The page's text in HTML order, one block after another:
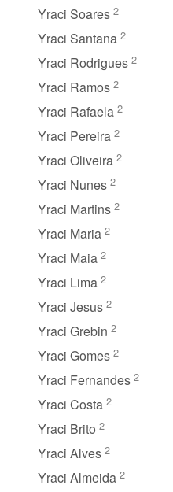
Yraci Soares 2
Yraci Santana 2
Yraci Rodrigues 2
Yraci Ramos 2
Yraci Rafaela 2
Yraci Pereira 2
Yraci Oliveira 2
Yraci Nunes 2
Yraci Martins 2
Yraci Maria 2
Yraci Maia 2
Yraci Lima 2
Yraci Jesus 2
Yraci Grebin 2
Yraci Gomes 2
Yraci Fernandes 2
Yraci Costa 2
Yraci Brito 2
Yraci Alves 2
Yraci Almeida 2